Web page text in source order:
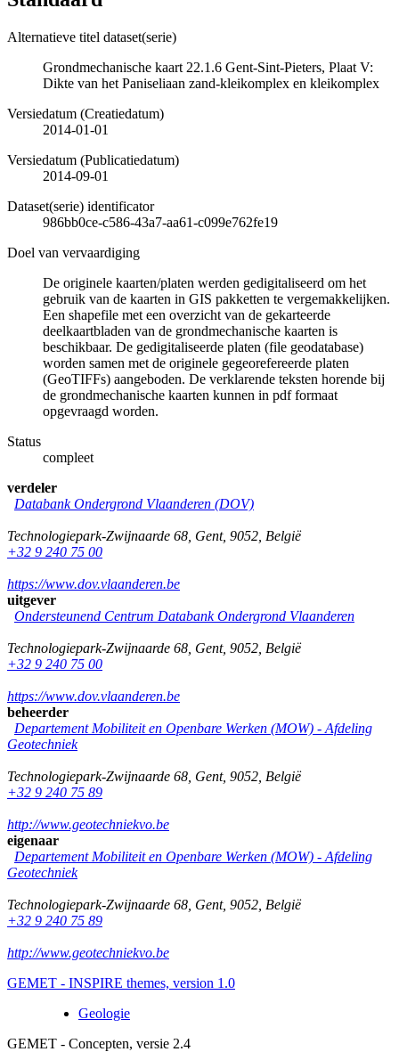
Alternatieve titel dataset(serie)
Grondmechanische kaart 22.1.6 Gent-Sint-Pieters, Plaat V:
Dikte van het Paniseliaan zand-kleikomplex en kleikomplex
Versiedatum (Creatiedatum)
2014-01-01
Versiedatum (Publicatiedatum)
2014-09-01
Dataset(serie) identificator
986bb0ce-c586-43a7-aa61-c099e762fe19
Doel van vervaardiging
De originele kaarten/platen werden gedigitaliseerd om het
gebruik van de kaarten in GIS pakketten te vergemakkelijken.
Een shapefile met een overzicht van de gekarteerde
deelkaartbladen van de grondmechanische kaarten is
beschikbaar. De gedigitaliseerde platen (file geodatabase)
worden samen met de originele gegeorefereerde platen
(GeoTIFFs) aangeboden. De verklarende teksten horende bij
de grondmechanische kaarten kunnen in pdf formaat
opgevraagd worden.
Status
compleet
verdeler
Databank Ondergrond Vlaanderen (DOV)
Technologiepark-Zwijnaarde 68 Gent, 9052 België
+32 9 240 75 00
https://www.dov.vlaanderen.be
uitgever
Ondersteunend Centrum Databank Ondergrond Vlaanderen
Technologiepark-Zwijnaarde 68 Gent, 9052 België
+32 9 240 75 00
https://www.dov.vlaanderen.be
beheerder
Departement Mobiliteit en Openbare Werken (MOW) - Afdeling
Geotechniek
Technologiepark-Zwijnaarde 68 Gent, 9052 België
+32 9 240 75 89
http://www.geotechniekvo.be
eigenaar
Departement Mobiliteit en Openbare Werken (MOW) - Afdeling
Geotechniek
Technologiepark-Zwijnaarde 68 Gent, 9052 België
+32 9 240 75 89
http://www.geotechniekvo.be
GEMET - INSPIRE themes, version 1.0
Geologie
GEMET - Concepten, versie 2.4